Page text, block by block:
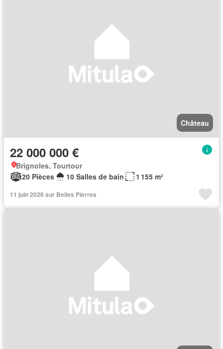
Château
22 000 000 €
Brignoles, Tourtour
20 Pièces
10 Salles de bain 1 155 m²
11 juin 2026 sur Belles Pierres